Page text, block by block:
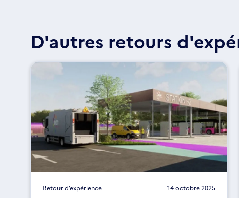
D'autres retours
Retour d’expérience 14 octobre 2025